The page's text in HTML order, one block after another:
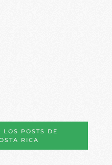
LOS POSTS DE
RICA